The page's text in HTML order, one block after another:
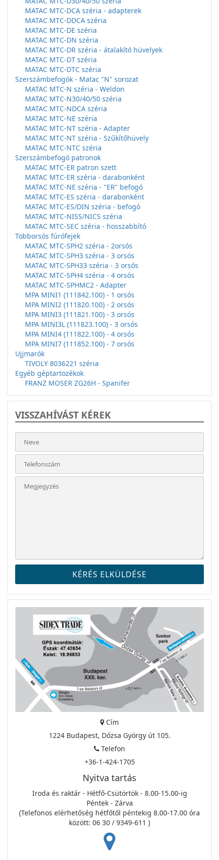
MATAC MTC-DCA széria - adapterek
MATAC MTC-DDCA széria
MATAC MTC-DE széria
MATAC MTC-DN széria
MATAC MTC-DR széria - átalakító hüvelyek
MATAC MTC-DT széria
MATAC MTC-DTC széria
Szerszámbefogók - Matac "N" sorozat
MATAC MTC-N széria - Weldon
MATAC MTC-N30/40/50 széria
MATAC MTC-NDCA széria
MATAC MTC-NE széria
MATAC MTC-NT széria - Adapter
MATAC MTC-NT széria - Szűkítőhüvely
MATAC MTC-NTC széria
Szerszámbefogó patronok
MATAC MTC-ER patron szett
MATAC MTC-ER széria - darabonként
MATAC MTC-NE széria - "ER" befogó
MATAC MTC-ES széria - darabonként
MATAC MTC-ES/DIN széria - befogó
MATAC MTC-NISS/NICS széria
MATAC MTC-SEC széria - hosszabbító
Többorsós fúrófejek
MATAC MTC-SPH2 széria - 2orsós
MATAC MTC-SPH3 széria - 3 orsós
MATAC MTC-SPH33 széria - 3 orsós
MATAC MTC-SPH4 széria - 4 orsós
MATAC MTC-SPHMC2 - Adapter
MPA MINI1 (111842.100) - 1 orsós
MPA MINI2 (111820.100) - 2 orsós
MPA MINI3 (111821.100) - 3 orsós
MPA MINI3L (111823.100) - 3 orsós
MPA MINI4 (111822.100) - 4 orsós
MPA MINI7 (111852.100) - 7 orsós
Ujjmarók
TIVOLY 8036221 széria
Egyéb géptartozékok
FRANZ MOSER ZG26H - Spanifer
VISSZAHÍVÁST KÉREK
Cím
1224 Budapest, Dózsa György út 105.
Telefon
+36-1-424-1705
Nyitva tartás
Iroda és raktár - Hétfő-Csütörtök - 8.00-15.00-ig
Péntek - Zárva
(Telefonos elérhetőség hétfőtől péntekig 8.00-17.00 óra
között: 06 30 / 9349-611 )